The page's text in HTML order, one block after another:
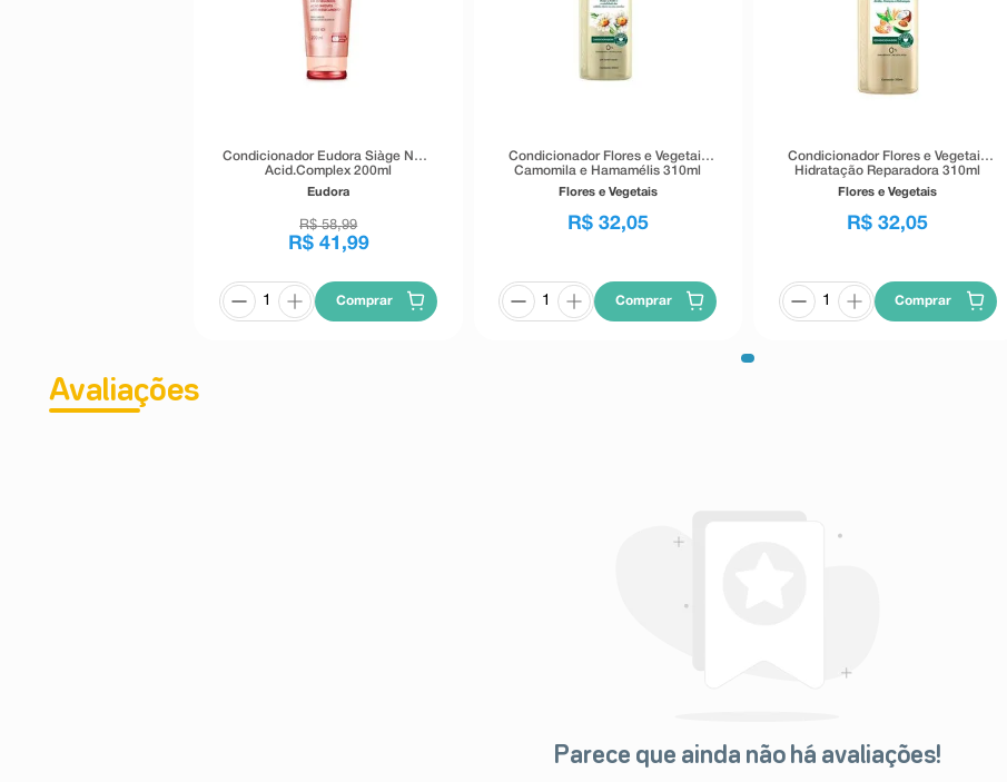
Condicionador Eudora Siàge Nutri
Acid.Complex 200ml
Eudora
R$ 58,99
R$ 41 ,99
Comprar
Condicionador Flores e Vegetais
Camomila e Hamamélis 310ml
Flores e Vegetais
R$ 32,05
Comprar
Condicionador Flores e Vegetais
Hidratação Reparadora 310ml
Flores e Vegetais
R$ 32,05
Comprar
Avaliações
Parece que ainda não há avaliações!